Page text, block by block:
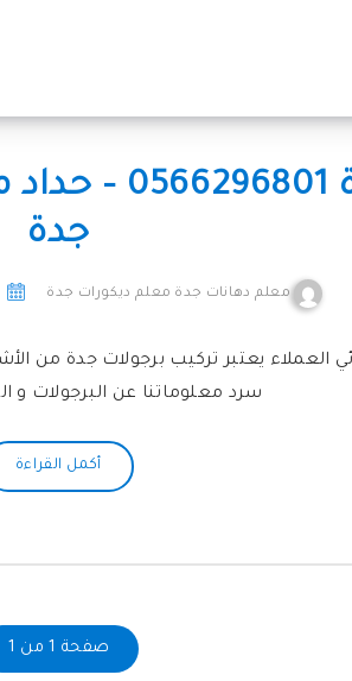
تركيب
جدة
معلم دهانات جدة معلم ديكورات جدة
العملاء يعتبر تركيب برجولات جدة من
سرد معلوماتنا عن البرجولات و
أكمل القراءة
صفحة 1 من 1